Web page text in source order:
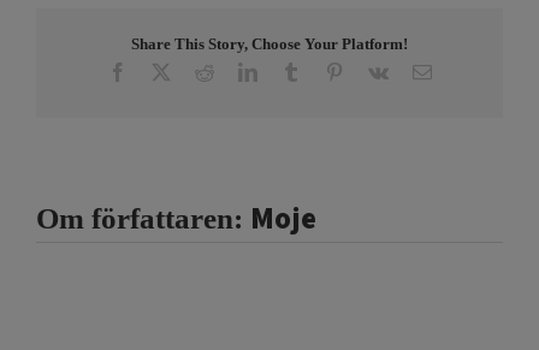
Share This Story, Choose Your Platform!
Facebook RedditLinkedInTumblr Pinterest
Vk E-
Om författaren: Moje